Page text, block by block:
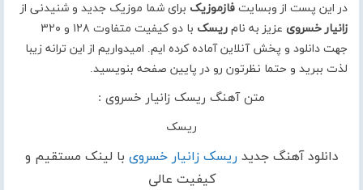
در این پست از وبسایتفازموزیک برای شما موزیک جدید و شنیدنی از
زانیار خسروی عزیز به نامریسک
با دو کیفیت متفاوت ۱۲۸ و ۳۲۰
جهت دانلود و پخش آنلاین آماده کرده ایم. امیدواریم از این ترانه زیبا
لذت ببرید و حتما نظرتون رو در پایین صفحه بنویسید.
متن آهنگ ریسک زانیار خسروی :
ریسک
دانلود آهنگ جدید ریسک زانیار خسروی با لینک مستقیم و
کیفیت عالی